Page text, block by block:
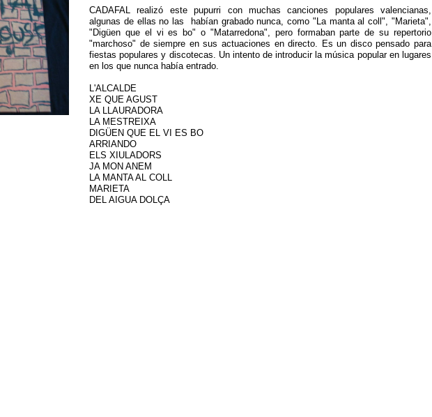
CADAFAL realizó este pupurri con muchas canciones populares valencianas,
algunas de ellas no las
habían grabado nunca, como "La manta al coll", "Marieta",
"Digüen que el vi es bo" o "Matarredona", pero formaban parte de su repertorio
"marchoso" de siempre en sus actuaciones en directo. Es un disco pensado para
fiestas populares y discotecas. Un intento de introducir la música popular en lugares
en los que nunca había entrado.
L'ALCALDE
XE QUE AGUST
LA LLAURADORA
LA MESTREIXA
DIGÜEN QUE EL VI ES BO
ARRIANDO
ELS XIULADORS
JA MON ANEM
LA MANTAAL COLL
MARIETA
DEL AIGUA DOLÇA